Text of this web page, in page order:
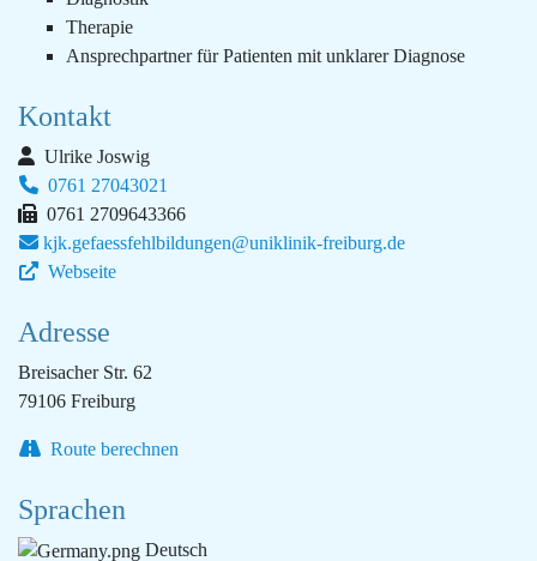
Therapie
Ansprechpartner für Patienten mit unklarer Diagnose
Kontakt
Ulrike Joswig
0761 27043021
0761 2709643366
kjk.gefaessfehlbildungen@uniklinik-freiburg.de
Webseite
Adresse
Breisacher Str. 62
79106 Freiburg
Route berechnen
Sprachen
Deutsch